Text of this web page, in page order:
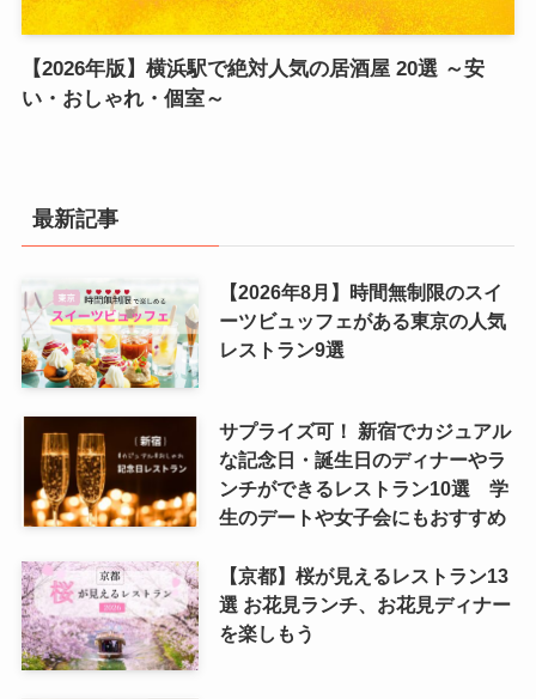
【2026年版】横浜駅で絶対人気の居酒屋 20選 ～安
い・おしゃれ・個室～
最新記事
【2026年8月】時間無制限のスイ
ーツビュッフェがある東京の人気
レストラン9選
サプライズ可！ 新宿でカジュアル
な記念日・誕生日のディナーやラ
ンチができるレストラン10選 学
生のデートや女子会にもおすすめ
【京都】桜が見えるレストラン13
選 お花見ランチ、お花見ディナー
を楽しもう